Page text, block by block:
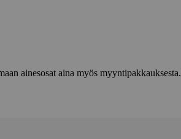
ainesosat aina myös myyntipakkauksesta.